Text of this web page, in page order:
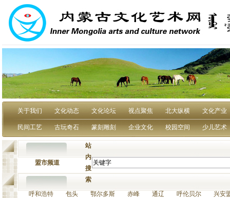
关于我们 文化动态 文化论坛 视点聚焦 北大纵横 文化产业
民间工艺 古玩奇石 篆刻雕刻 企业文化 校园空间 少儿艺术
盟市频道
站
内
搜
索
呼和浩特 包头 鄂尔多斯 赤峰 通辽 呼伦贝尔 兴安